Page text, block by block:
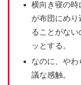
横向き寝の時
が布団にめ
ることがな
ッとする。
なのに、や
議な感触。